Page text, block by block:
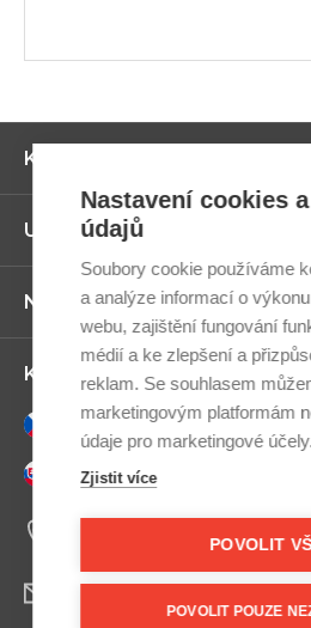
Kategorie
Užitečné odkazy
Newsletter
Kontaktujte nás
Česky
Slovensky
+420 607 800 100
Nastavení cookies
údajů
Soubory cookie používáme
a analýze informací o
webu, zajištění fungování
médií a ke zlepšení a
reklam. Se souhlasem
marketingovým platformám
údaje pro marketingové
Zjistit více
POVOLIT
POVOLIT POUZE